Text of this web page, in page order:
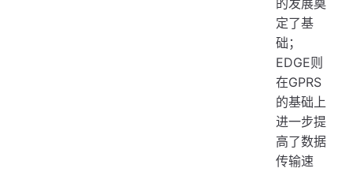
的发展奠
定了基
础；
EDGE则
在GPRS
的基础上
进一步提
高了数据
传输速